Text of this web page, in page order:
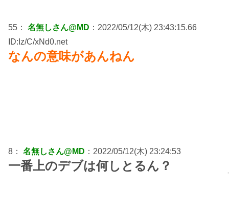
55： 名無しさん@MD ：2022/05/12(木) 23:43:15.66
ID:Iz/C/xNd0.net
なんの意味があんねん
8： 名無しさん@MD ：2022/05/12(木) 23:24:53
一番上のデブは何しとるん？